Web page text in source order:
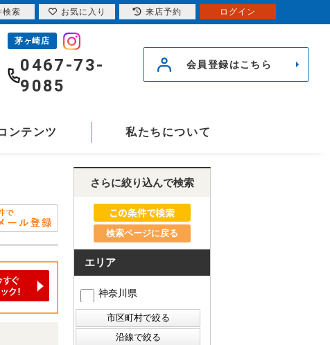
茅ヶ崎店
0467-73-
9085
会員登録はこちら
ンテンツ 私たちについて
さらに絞り込んで検索
検索ページに戻る
エリア
神奈川県
検索 お気に入り 来店予約 ログイン